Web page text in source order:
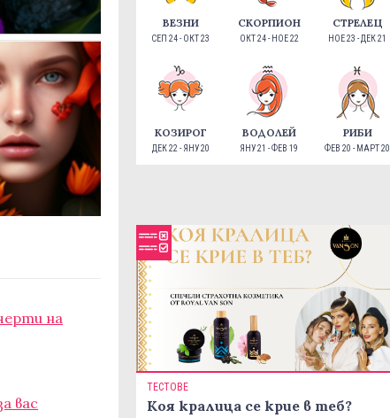
на
вас
ВЕЗНИ
СЕП 24 - ОКТ 23
СКОРПИОН
ОКТ 24 - НОЕ 22
СТРЕЛЕЦ
НОЕ 23 - ДЕК 21
КОЗИРОГ
ДЕК 22 - ЯНУ 20
ВОДОЛЕЙ
ЯНУ 21 - ФЕВ 19
РИБИ
ФЕВ 20 - МАРТ 20
ТЕСТОВЕ
Коя кралица се крие в теб?